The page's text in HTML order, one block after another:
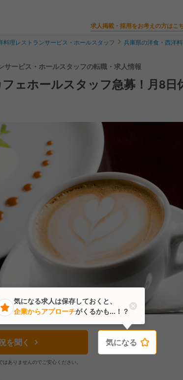
求人掲載・採用をお考えの方はこ
料理レストランサービス・ホールスタッフ 兵庫県の洋食・西洋
ービス・ホールスタッフの転職・求人情報
ェホールスタッフ急募！月8日
を聞く 気になる
ありませんのでご安心ください。
気になる
気になる求人は保存しておくと、
企業からアプローチがくるかも...！？